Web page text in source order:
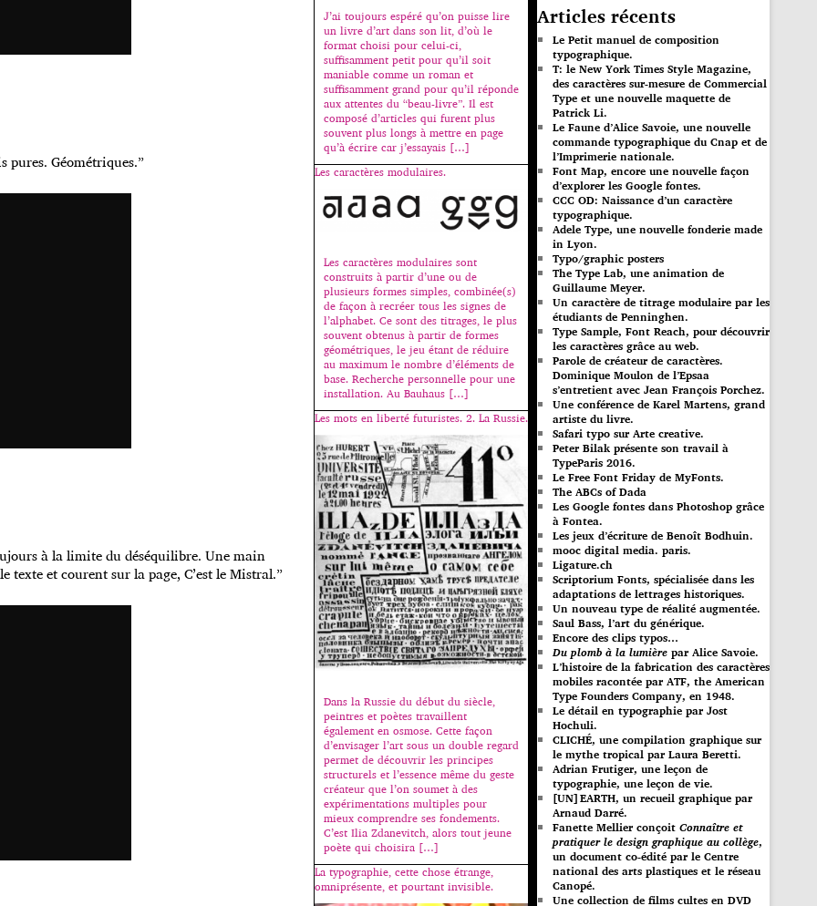
pures. Géométriques.”
à la limite du déséquilibre. Une main
et courent sur la page, C’est le Mistral.”
J’ai toujours espéré qu’on puisse lire
un livre d’art dans son lit, d’où le
format choisi pour celui-ci,
suffisamment petit pour qu’il soit
maniable comme un roman et
suffisamment grand pour qu’il réponde
aux attentes du “beau-livre”. Il est
composé d’articles qui furent plus
souvent plus longs à mettre en page
qu’à écrire car j’essayais […]
Les caractères modulaires.
Les caractères modulaires sont
construits à partir d’une ou de
plusieurs formes simples, combinée(s)
de façon à recréer tous les signes de
l’alphabet. Ce sont des titrages, le plus
souvent obtenus à partir de formes
géométriques, le jeu étant de réduire
au maximum le nombre d’éléments de
base. Recherche personnelle pour une
installation. Au Bauhaus […]
Les mots en liberté futuristes. 2. La Russie.
Dans la Russie du début du siècle,
peintres et poètes travaillent
également en osmose. Cette façon
d’envisager l’art sous un double regard
permet de découvrir les principes
structurels et l’essence même du geste
créateur que l’on soumet à des
expérimentations multiples pour
mieux comprendre ses fondements.
C’est Ilia Zdanevitch, alors tout jeune
poète qui choisira […]
La typographie, cette chose étrange,
omniprésente, et pourtant invisible.
Articles récents
Le Petit manuel de composition
typographique.
T: le New York Times Style Magazine,
des caractères sur-mesure de Commercial
Type et une nouvelle maquette de
Patrick Li.
Le Faune d’Alice Savoie, une nouvelle
commande typographique du Cnap et de
l’Imprimerie nationale.
Font Map, encore une nouvelle façon
d’explorer les Google fontes.
CCC OD: Naissance d’un caractère
typographique.
Adele Type, une nouvelle fonderie made
in Lyon.
Typo/graphic posters
The Type Lab, une animation de
Guillaume Meyer.
Un caractère de titrage modulaire par les
étudiants de Penninghen.
Type Sample, Font Reach, pour découvrir
les caractères grâce au web.
Parole de créateur de caractères.
Dominique Moulon de l’Epsaa
s’entretient avec Jean François Porchez.
Une conférence de Karel Martens, grand
artiste du livre.
Safari typo sur Arte creative.
Peter Bilak présente son travail à
TypeParis 2016.
Le Free Font Friday de MyFonts.
The ABCs of Dada
Les Google fontes dans Photoshop grâce
à Fontea.
Les jeux d’écriture de Benoît Bodhuin.
mooc digital media. paris.
Ligature.ch
Scriptorium Fonts, spécialisée dans les
adaptations de lettrages historiques.
Un nouveau type de réalité augmentée.
Saul Bass, l’art du générique.
Encore des clips typos…
Du plomb à la lumière par Alice Savoie.
L’histoire de la fabrication des caractères
mobiles racontée par ATF, the American
Type Founders Company, en 1948.
Le détail en typographie par Jost
Hochuli.
CLICHÉ, une compilation graphique sur
le mythe tropical par Laura Beretti.
Adrian Frutiger, une leçon de
typographie, une leçon de vie.
[UN]EARTH, un recueil graphique par
Arnaud Darré.
Fanette Mellier conçoit Connaître et
pratiquer le design graphique au collège,
un document co-édité par le Centre
national des arts plastiques et le réseau
Canopé.
Une collection de films cultes en DVD